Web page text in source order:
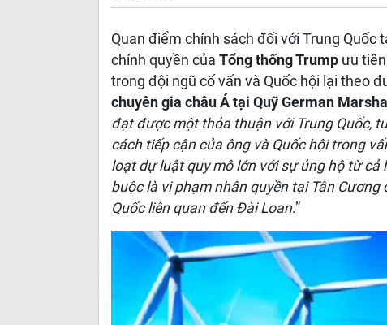
Quan điểm chính sách đối với Trung
chính quyền của Tổng thống Trump ưu
trong đội ngũ cố vấn và Quốc hội lại theo
chuyên gia châu Á tại Quỹ German Marshall
đạt được một thỏa thuận với Trung Quốc,
cách tiếp cận của ông và Quốc hội trong
loạt dự luật quy mô lớn với sự ủng hộ từ
buộc là vi phạm nhân quyền tại Tân
Quốc liên quan đến Đài Loan.”